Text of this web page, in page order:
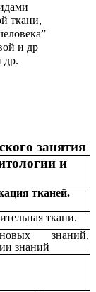
ткани,
и др
др.
занятия
и
тканей.
ткани.
знаний,
знаний